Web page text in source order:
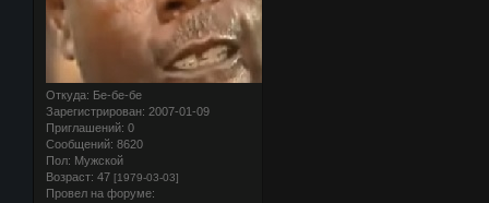
Откуда: Бе-бе-бе
Зарегистрирован: 2007-01-09
Приглашений: 0
Сообщений: 8620
Пол: Мужской
Возраст: 47 [1979-03-03]
Провел на форуме: